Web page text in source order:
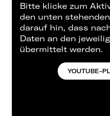
Bitte klicke zum
den unten
darauf hin, dass
Daten an den
übermittelt werden.
YOUTUBE-